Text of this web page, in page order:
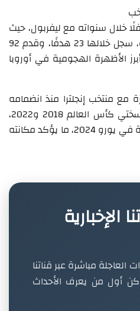
خلال سنواته مع ليفربول، حيث
شارك في أكثر من 300 مباراة، سجل خلالها 23 هدفًا، وقدم 92
الأظهرة الهجومية في أوروبا
منتخب إنجلترا منذ انضمامه
إليه عام 2018، وشارك في نسختي كأس العالم 2018 و2022،
وتم استدعاؤه مؤخرًا للمشاركة في يورو 2024، ما يؤكد مكانته
الإخبارية
العاجلة مباشرة عبر قناتنا
كن أول من يعرف الأحداث